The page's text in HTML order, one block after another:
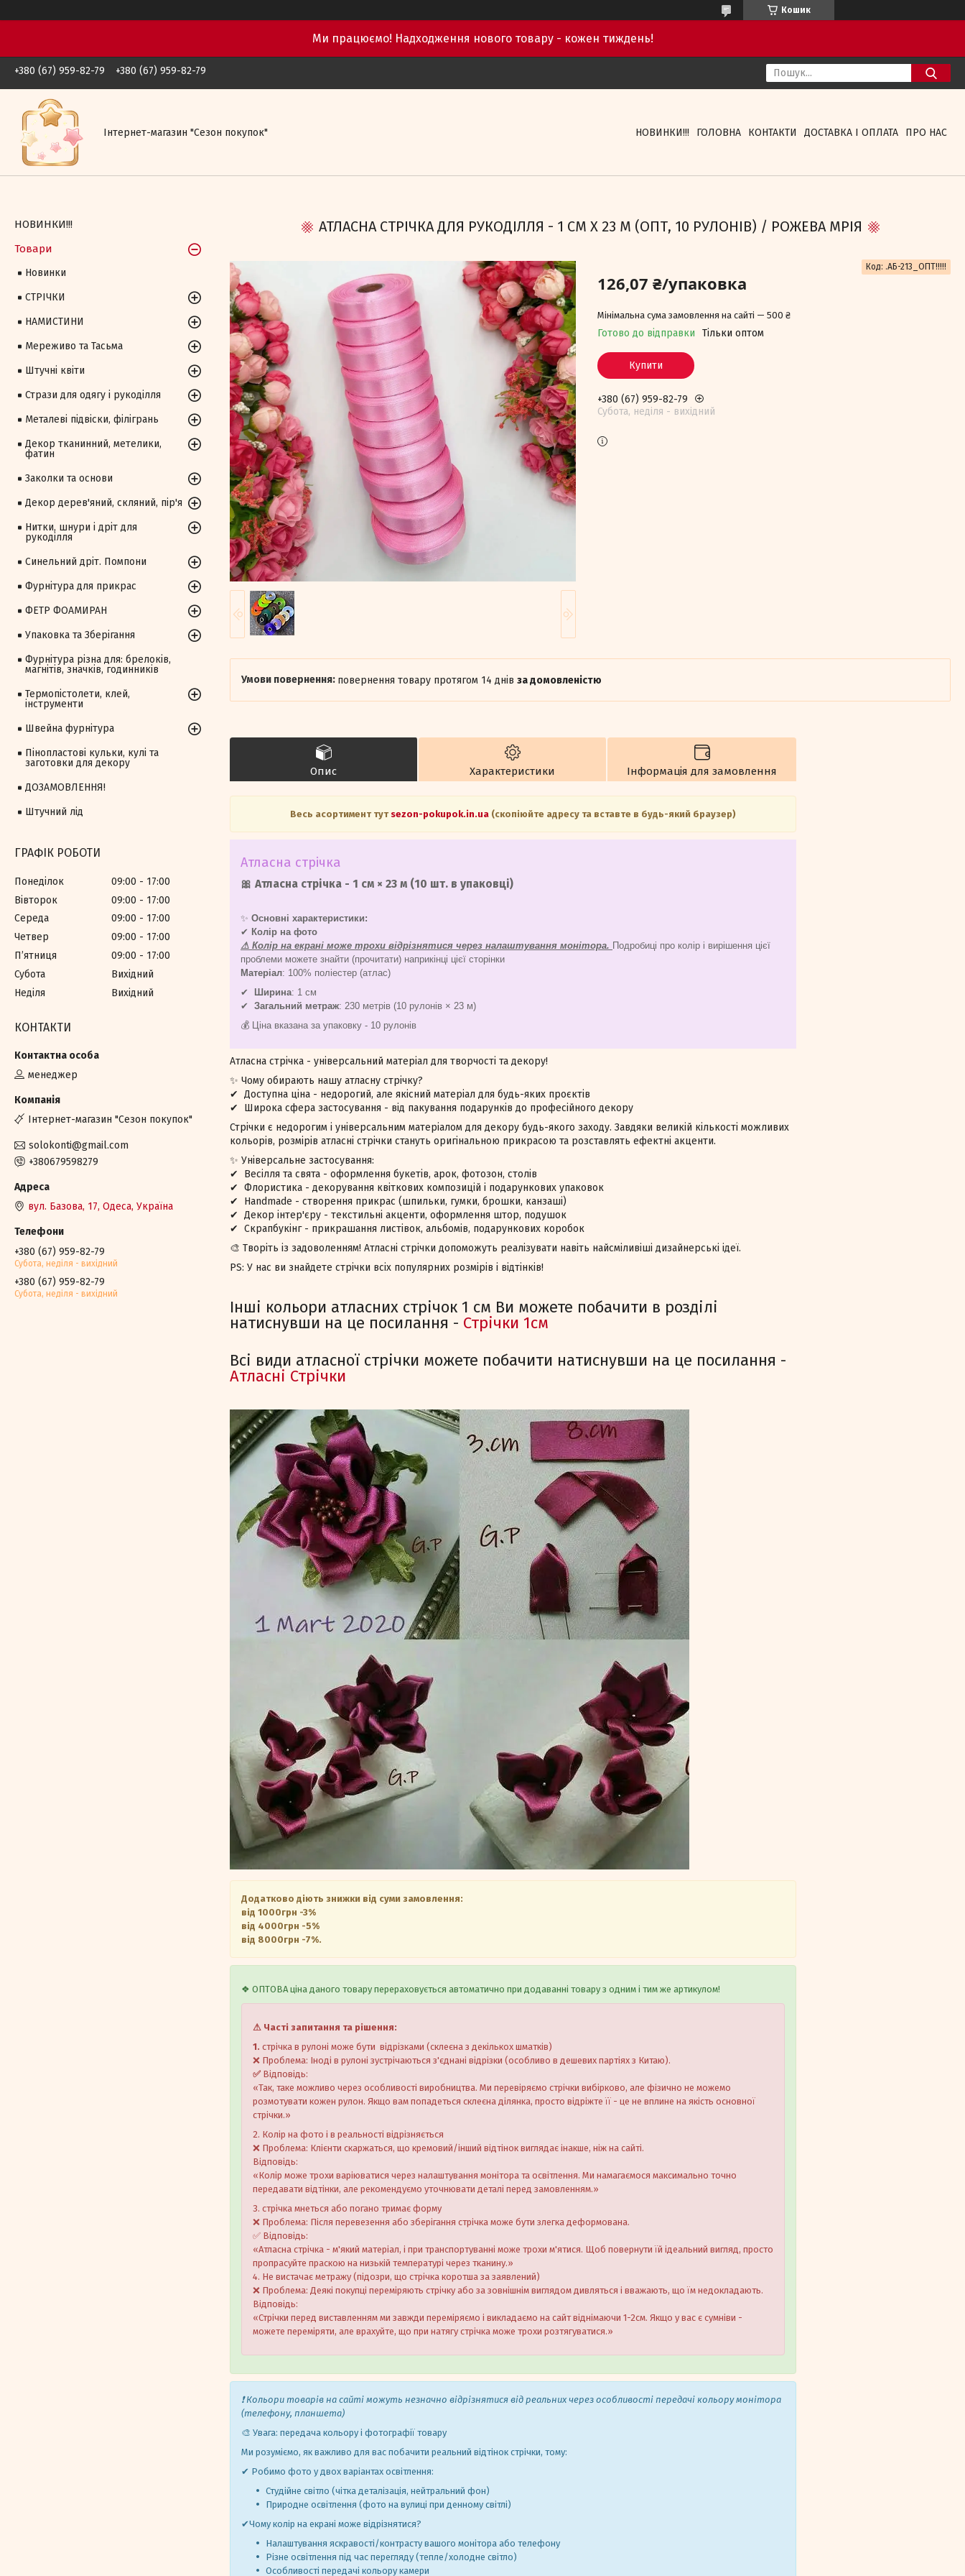
Кошик
Ми працюємо! Надходження нового товару - кожен тиждень!
+380 (67) 959-82-79 +380 (67) 959-82-79
Iнтернет-магазин "Сезон покупок" НОВИНКИ!!! ГОЛОВНА КОНТАКТИ ДОСТАВКА І ОПЛАТА ПРО НАС
АТЛАСНА СТРІЧКА ДЛЯ РУКОДІЛЛЯ - 1 СМ X 23 М (ОПТ, 10 РУЛОНІВ) / РОЖЕВА МРІЯ
126,07 ₴/упаковка
Мінімальна сума замовлення на сайті — 500 ₴
Готово до відправки Тільки оптом
Код: .АБ-213_ОПТ!!!!!
Купити
+380 (67) 959-82-79
Субота, недiля - вихiдний
повернення товару протягом 14 днів за домовленістю
Опис Характеристики Інформація для замовлення
Весь асортимент тут sezon-pokupok.in.ua (скопіюйте адресу та вставте в будь-який браузер)
Атласна стрічка
🎀 Атласна стрічка - 1 см × 23 м (10 шт. в упаковці)
✨ Основні характеристики:
✔ Колір на фото
⚠ Колір на екрані може трохи відрізнятися через налаштування монітора. Подробиці про колір і вирішення цієї
проблеми можете знайти (прочитати) наприкінці цієї сторінки
Матеріал: 100% поліестер (атлас)
✔
Ширина: 1 см
✔ Загальний метраж: 230 метрів (10 рулонів × 23 м)
💰 Ціна вказана за упаковку - 10 рулонів
Атласна стрічка - універсальний матеріал для творчості та декору!
✨ Чому обирають нашу атласну стрічку?
✔ Доступна ціна - недорогий, але якісний матеріал для будь-яких проєктів
✔ Широка сфера застосування - від пакування подарунків до професійного декору
Стрічки є недорогим і універсальним матеріалом для декору будь-якого заходу. Завдяки великій кількості можливих
кольорів, розмірів атласні стрічки стануть оригінальною прикрасою та розставлять ефектні акценти.
✨ Універсальне застосування:
✔ Весілля та свята - оформлення букетів, арок, фотозон, столів
✔ Флористика - декорування квіткових композицій і подарункових упаковок
✔ Handmade - створення прикрас (шпильки, гумки, брошки, канзаші)
✔ Декор інтер'єру - текстильні акценти, оформлення штор, подушок
✔ Скрапбукінг - прикрашання листівок, альбомів, подарункових коробок
🎨 Творіть із задоволенням! Атласні стрічки допоможуть реалізувати навіть найсміливіші дизайнерські ідеї.
PS: У нас ви знайдете стрічки всіх популярних розмірів і відтінків!
Інші кольори атласних стрічок 1 см Ви можете побачити в розділі
натиснувши на це посилання - Стрічки 1см
Всі види атласної стрічки можете побачити натиснувши на це посилання -
Атласні Стрічки
Додатково діють знижки від суми замовлення:
від 1000грн -3%
від 4000грн -5%
від 8000грн -7%.
❖ ОПТОВА ціна даного товару перераховується автоматично при додаванні товару з одним і тим же артикулом!
⚠ Часті запитання та рішення:
1. стрічка в рулоні може бути відрізками (склеєна з декількох шматків)
❌ Проблема: Іноді в рулоні зустрічаються з'єднані відрізки (особливо в дешевих партіях з Китаю).
✅ Відповідь:
«Так, таке можливо через особливості виробництва. Ми перевіряємо стрічки вибірково, але фізично не можемо
розмотувати кожен рулон. Якщо вам попадеться склеєна ділянка, просто відріжте її - це не вплине на якість основної
стрічки.»
2. Колір на фото і в реальності відрізняється
❌ Проблема: Клієнти скаржаться, що кремовий/інший відтінок виглядає інакше, ніж на сайті.
Відповідь:
«Колір може трохи варіюватися через налаштування монітора та освітлення. Ми намагаємося максимально точно
передавати відтінки, але рекомендуємо уточнювати деталі перед замовленням.»
3. стрічка мнеться або погано тримає форму
❌ Проблема: Після перевезення або зберігання стрічка може бути злегка деформована.
✅ Відповідь:
«Атласна стрічка - м'який матеріал, і при транспортуванні може трохи м'ятися. Щоб повернути їй ідеальний вигляд, просто
пропрасуйте праскою на низькій температурі через тканину.»
4. Не вистачає метражу (підозри, що стрічка коротша за заявлений)
❌ Проблема: Деякі покупці переміряють стрічку або за зовнішнім виглядом дивляться і вважають, що їм недокладають.
Відповідь:
«Стрічки перед виставленням ми завжди переміряємо і викладаємо на сайт віднімаючи 1-2см. Якщо у вас є сумніви -
можете переміряти, але врахуйте, що при натягу стрічка може трохи розтягуватися.»
❗ Кольори товарів на сайті можуть незначно відрізнятися від реальних через особливості передачі кольору монітора
(телефону, планшета)
🎨 Увага: передача кольору і фотографії товару
Ми розуміємо, як важливо для вас побачити реальний відтінок стрічки, тому:
✔ Робимо фото у двох варіантах освітлення:
Студійне світло (чітка деталізація, нейтральний фон)
Природне освітлення (фото на вулиці при денному світлі)
✔Чому колір на екрані може відрізнятися?
Налаштування яскравості/контрасту вашого монітора або телефону
Різне освітлення під час перегляду (тепле/холодне світло)
Особливості передачі кольору камери
НОВИНКИ!!!
Товари
Новинки
СТРІЧКИ
НАМИСТИНИ
Мереживо та Тасьма
Штучні квіти
Стрази для одягу і рукоділля
Металеві підвіски, філігрань
Декор тканинний, метелики,
фатин
Заколки та основи
Декор дерев'яний, скляний, пір'я
Нитки, шнури і дріт для
рукоділля
Синельний дріт. Помпони
Фурнітура для прикрас
ФЕТР ФОАМИРАН
Упаковка та Зберігання
Фурнітура різна для: брелоків,
магнітів, значків, годинників
Термопістолети, клей,
інструменти
Швейна фурнітура
Пінопластові кульки, кулі та
заготовки для декору
ДОЗАМОВЛЕННЯ!
Штучний лід
ГРАФІК РОБОТИ
Понеділок 09:00
17:00
Вівторок
09:00
17:00
Середа
09:00
17:00
Четвер
09:00
17:00
Пʼятниця
09:00
17:00
Субота
Вихідний
Неділя
Вихідний
КОНТАКТИ
менеджер
Iнтернет-магазин "Сезон покупок"
solokonti@gmail.com
+380679598279
вул. Базова, 17, Одеса, Україна
+380 (67) 959-82-79
Субота, недiля - вихiдний
+380 (67) 959-82-79
Субота, недiля - вихiдний